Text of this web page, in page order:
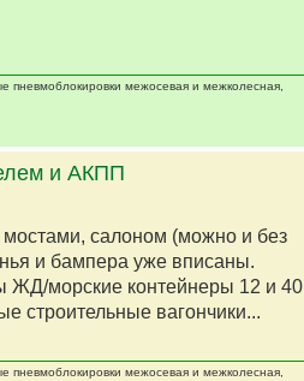
пневмоблокировки межосевая и межколесная,
и АКПП
мостами, салоном (можно и без
и бампера уже вписаны.
морские контейнеры 12 и 40
строительные вагончики...
пневмоблокировки межосевая и межколесная,